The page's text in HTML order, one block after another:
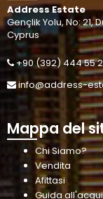
Address Estate
Gençlik Yolu, No: 21,
Cyprus
+90 (392) 444 55
info@address-
Mappa del
Chi Siamo?
Vendita
Afittasi
Guida